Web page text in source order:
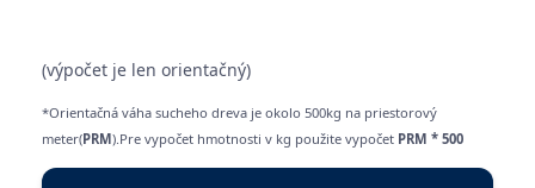
(výpočet je len orientačný)
*Orientačná váha sucheho dreva je okolo 500kg na priestorový
meter(PRM).Pre vypočet hmotnosti v kg použite vypočet PRM * 500